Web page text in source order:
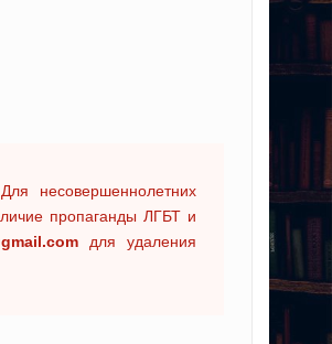
несовершеннолетних
пропаганды ЛГБТ и
для удаления